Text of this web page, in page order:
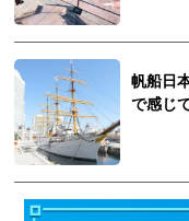
帆船日
で感じ